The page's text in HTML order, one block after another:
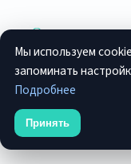
Основы тактики
Бюджетный план
Двойное
Мы используем
запоминать
Подробнее
Принять